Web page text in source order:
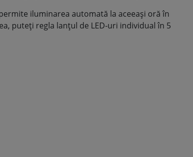
iluminarea automată la aceeași oră în
puteți regla lanțul de LED-uri individual în 5